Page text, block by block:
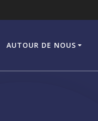
AUTOUR DE NOUS